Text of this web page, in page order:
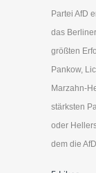
Partei AfD
das
größten
Pankow,
Marzahn-
stärksten
oder
dem die